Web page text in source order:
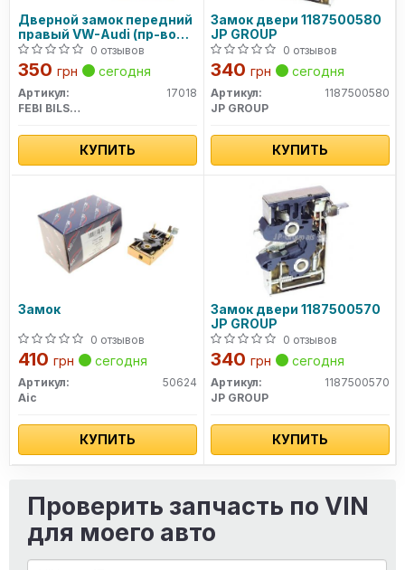
Дверной замок передний
правый VW-Audi (пр-во
Febi)
0 отзывов
350 грн сегодня
Артикул:
17018
FEBI BILSTEIN
КУПИТЬ
Замок двери 1187500580
JP GROUP
0 отзывов
340 грн сегодня
Артикул:
1187500580
JP GROUP
КУПИТЬ
Замок
0 отзывов
410 грн сегодня
Артикул:
50624
Aic
КУПИТЬ
Замок двери 1187500570
JP GROUP
0 отзывов
340 грн сегодня
Артикул:
1187500570
JP GROUP
КУПИТЬ
Проверить запчасть по VIN
для моего авто